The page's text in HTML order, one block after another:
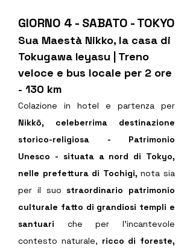
GIORNO 4 - SABATO - TOKYO
Sua Maestà Nikko, la casa di
Tokugawa Ieyasu | Treno
veloce e bus locale per 2 ore
- 130 km
Nikkō, celeberrima destinazione
storico-religiosa - Patrimonio
Unesco - situata a nord di Tokyo,
nelle prefettura di Tochigi, nota sia
per il suo straordinario patrimonio
culturale fatto di grandiosi templi e
santuari che per l'incantevole
contesto naturale, ricco di foreste,